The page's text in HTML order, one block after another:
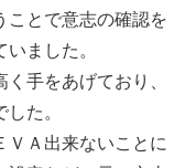
ことで意志の確認を
ました。
手をあげており、
た。
ＶＡ出来ないことに